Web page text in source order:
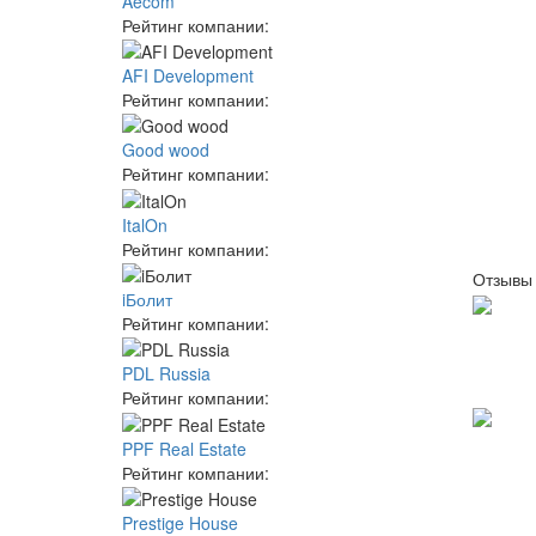
Рейтинг компании:
AFI Development
Рейтинг компании:
Good wood
Рейтинг компании:
ItalOn
Рейтинг компании:
iБолит
Рейтинг компании:
PDL Russia
Рейтинг компании:
PPF Real Estate
Рейтинг компании:
Prestige House